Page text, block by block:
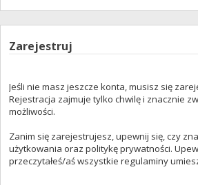
Zarejestruj
Jeśli nie masz jeszcze konta, musisz się
Rejestracja zajmuje tylko chwilę i znacznie
możliwości.
Zanim się zarejestrujesz, upewnij się, czy
użytkowania oraz politykę prywatności.
przeczytałeś/aś wszystkie regulaminy